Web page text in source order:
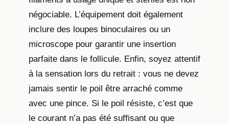
négociable. L’équipement doit également
inclure des loupes binoculaires ou un
microscope pour garantir une insertion
parfaite dans le follicule. Enfin, soyez attentif
à la sensation lors du retrait : vous ne devez
jamais sentir le poil être arraché comme
avec une pince. Si le poil résiste, c’est que
le courant n’a pas été suffisant ou que